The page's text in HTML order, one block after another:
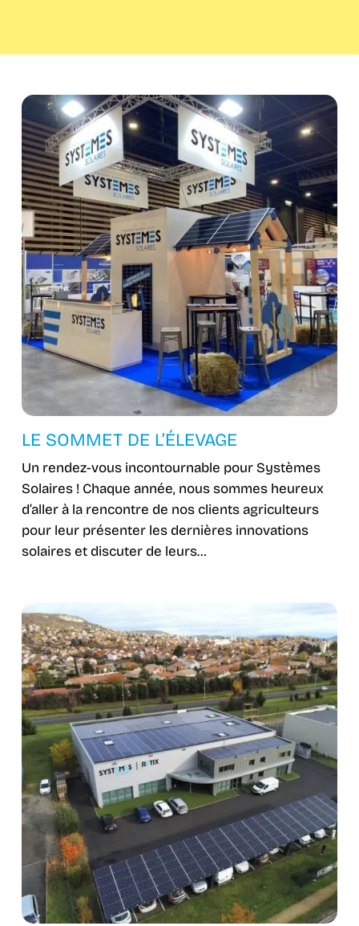
LE SOMMET DE L’ÉLEVAGE
Un rendez-vous incontournable pour Systèmes
Solaires ! Chaque année, nous sommes heureux
d’aller à la rencontre de nos clients agriculteurs
pour leur présenter les dernières innovations
solaires et discuter de leurs…